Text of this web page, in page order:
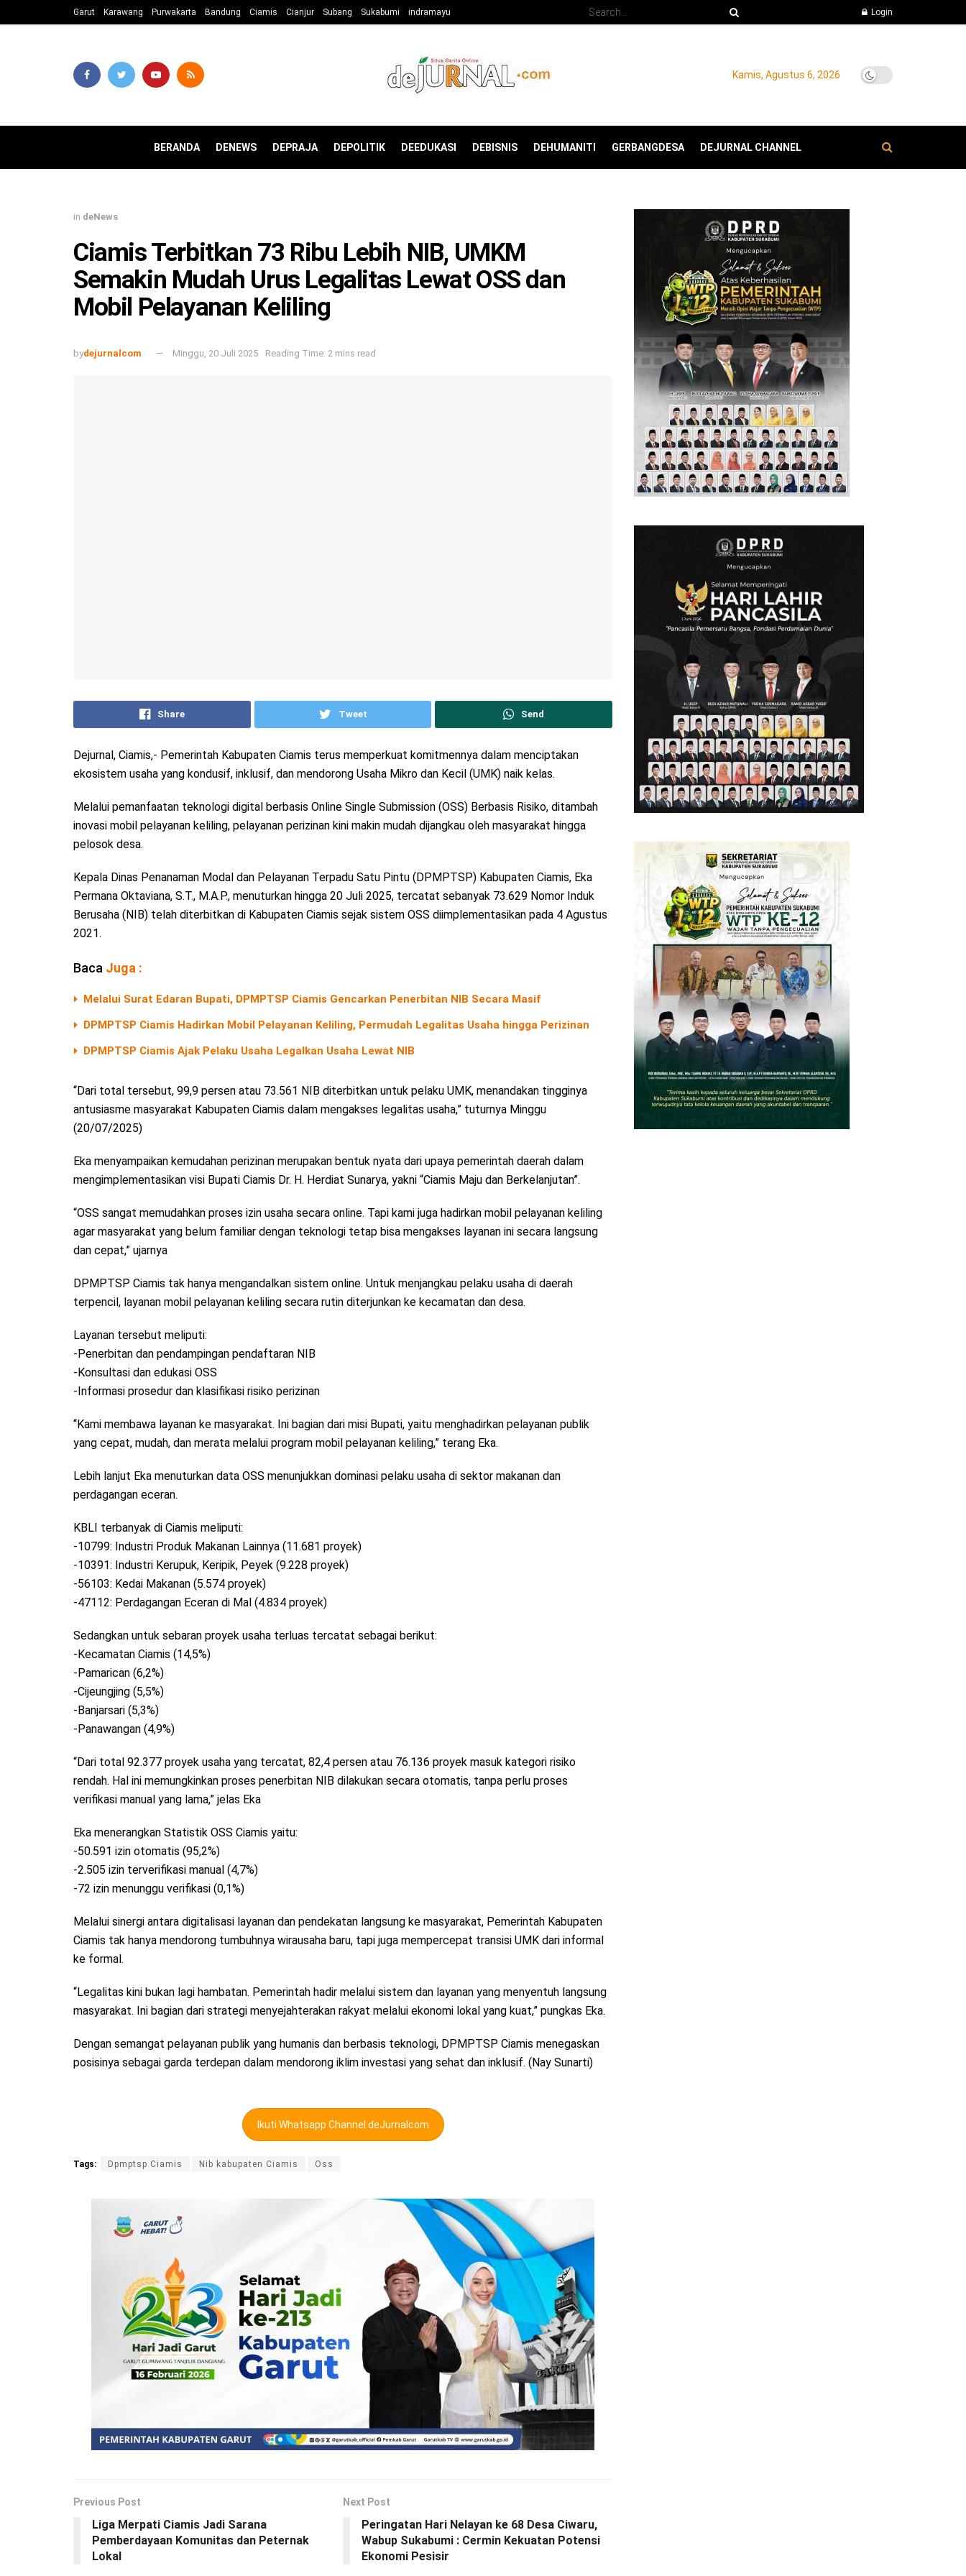
Garut Karawang Purwakarta Bandung Ciamis Cianjur Subang Sukabumi indramayu Login
Kamis, Agustus 6, 2026
BERANDA DENEWS DEPRAJA DEPOLITIK DEEDUKASI DEBISNIS DEHUMANITI GERBANGDESA DEJURNAL CHANNEL
in deNews
Ciamis Terbitkan 73 Ribu Lebih NIB, UMKM
Semakin Mudah Urus Legalitas Lewat OSS dan
Mobil Pelayanan Keliling
bydejurnalcom Minggu, 20 Juli 2025 Reading Time: 2 mins read
Share Tweet Send
Dejurnal, Ciamis,- Pemerintah Kabupaten Ciamis terus memperkuat komitmennya dalam menciptakan
ekosistem usaha yang kondusif, inklusif, dan mendorong Usaha Mikro dan Kecil (UMK) naik kelas.
Melalui pemanfaatan teknologi digital berbasis Online Single Submission (OSS) Berbasis Risiko, ditambah
inovasi mobil pelayanan keliling, pelayanan perizinan kini makin mudah dijangkau oleh masyarakat hingga
pelosok desa.
Kepala Dinas Penanaman Modal dan Pelayanan Terpadu Satu Pintu (DPMPTSP) Kabupaten Ciamis, Eka
Permana Oktaviana, S.T., M.A.P., menuturkan hingga 20 Juli 2025, tercatat sebanyak 73.629 Nomor Induk
Berusaha (NIB) telah diterbitkan di Kabupaten Ciamis sejak sistem OSS diimplementasikan pada 4 Agustus
2021.
Baca Juga :
Melalui Surat Edaran Bupati, DPMPTSP Ciamis Gencarkan Penerbitan NIB Secara Masif
DPMPTSP Ciamis Hadirkan Mobil Pelayanan Keliling, Permudah Legalitas Usaha hingga Perizinan
DPMPTSP Ciamis Ajak Pelaku Usaha Legalkan Usaha Lewat NIB
“Dari total tersebut, 99,9 persen atau 73.561 NIB diterbitkan untuk pelaku UMK, menandakan tingginya
antusiasme masyarakat Kabupaten Ciamis dalam mengakses legalitas usaha,” tuturnya Minggu
(20/07/2025)
Eka menyampaikan kemudahan perizinan merupakan bentuk nyata dari upaya pemerintah daerah dalam
mengimplementasikan visi Bupati Ciamis Dr. H. Herdiat Sunarya, yakni “Ciamis Maju dan Berkelanjutan”.
“OSS sangat memudahkan proses izin usaha secara online. Tapi kami juga hadirkan mobil pelayanan keliling
agar masyarakat yang belum familiar dengan teknologi tetap bisa mengakses layanan ini secara langsung
dan cepat,” ujarnya
DPMPTSP Ciamis tak hanya mengandalkan sistem online. Untuk menjangkau pelaku usaha di daerah
terpencil, layanan mobil pelayanan keliling secara rutin diterjunkan ke kecamatan dan desa.
Layanan tersebut meliputi:
-Penerbitan dan pendampingan pendaftaran NIB
-Konsultasi dan edukasi OSS
-Informasi prosedur dan klasifikasi risiko perizinan
“Kami membawa layanan ke masyarakat. Ini bagian dari misi Bupati, yaitu menghadirkan pelayanan publik
yang cepat, mudah, dan merata melalui program mobil pelayanan keliling,” terang Eka.
Lebih lanjut Eka menuturkan data OSS menunjukkan dominasi pelaku usaha di sektor makanan dan
perdagangan eceran.
KBLI terbanyak di Ciamis meliputi:
-10799: Industri Produk Makanan Lainnya (11.681 proyek)
-10391: Industri Kerupuk, Keripik, Peyek (9.228 proyek)
-56103: Kedai Makanan (5.574 proyek)
-47112: Perdagangan Eceran di Mal (4.834 proyek)
Sedangkan untuk sebaran proyek usaha terluas tercatat sebagai berikut:
-Kecamatan Ciamis (14,5%)
-Pamarican (6,2%)
-Cijeungjing (5,5%)
-Banjarsari (5,3%)
-Panawangan (4,9%)
“Dari total 92.377 proyek usaha yang tercatat, 82,4 persen atau 76.136 proyek masuk kategori risiko
rendah. Hal ini memungkinkan proses penerbitan NIB dilakukan secara otomatis, tanpa perlu proses
verifikasi manual yang lama,” jelas Eka
Eka menerangkan Statistik OSS Ciamis yaitu:
-50.591 izin otomatis (95,2%)
-2.505 izin terverifikasi manual (4,7%)
-72 izin menunggu verifikasi (0,1%)
Melalui sinergi antara digitalisasi layanan dan pendekatan langsung ke masyarakat, Pemerintah Kabupaten
Ciamis tak hanya mendorong tumbuhnya wirausaha baru, tapi juga mempercepat transisi UMK dari informal
ke formal.
“Legalitas kini bukan lagi hambatan. Pemerintah hadir melalui sistem dan layanan yang menyentuh langsung
masyarakat. Ini bagian dari strategi menyejahterakan rakyat melalui ekonomi lokal yang kuat,” pungkas Eka.
Dengan semangat pelayanan publik yang humanis dan berbasis teknologi, DPMPTSP Ciamis menegaskan
posisinya sebagai garda terdepan dalam mendorong iklim investasi yang sehat dan inklusif. (Nay Sunarti)
Ikuti Whatsapp Channel deJurnalcom
Tags: Dpmptsp Ciamis Nib kabupaten Ciamis Oss
Previous Post
Liga Merpati Ciamis Jadi Sarana
Pemberdayaan Komunitas dan Peternak
Lokal
Next Post
Peringatan Hari Nelayan ke 68 Desa Ciwaru,
Wabup Sukabumi : Cermin Kekuatan Potensi
Ekonomi Pesisir